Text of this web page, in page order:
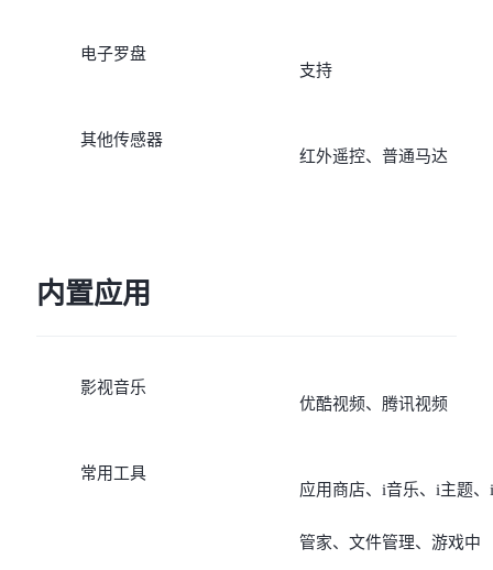
电子罗盘
支持
其他传感器
红外遥控、普通马达
内置应用
影视音乐
优酷视频、腾讯视频
常用工具
应用商店、i音乐、i主题、i
管家、文件管理、游戏中